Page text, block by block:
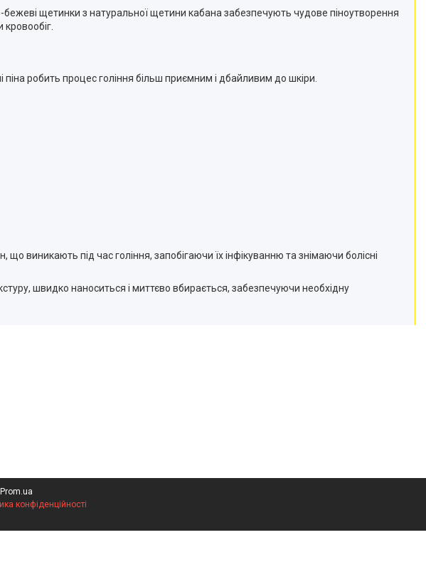
щетинки з натуральної щетини кабана забезпечують чудове піноутворення
робить процес гоління більш приємним і дбайливим до шкіри.
виникають під час гоління, запобігаючи їх інфікуванню та знімаючи болісні
швидко наноситься і миттєво вбирається, забезпечуючи необхідну
Prom.ua
конфіденційності